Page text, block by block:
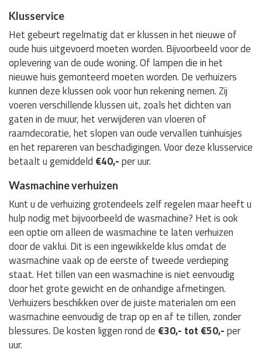
Klusservice
Het gebeurt regelmatig dat er klussen in het nieuwe of
oude huis uitgevoerd moeten worden. Bijvoorbeeld voor de
oplevering van de oude woning. Of lampen die in het
nieuwe huis gemonteerd moeten worden. De verhuizers
kunnen deze klussen ook voor hun rekening nemen. Zij
voeren verschillende klussen uit, zoals het dichten van
gaten in de muur, het verwijderen van vloeren of
raamdecoratie, het slopen van oude vervallen tuinhuisjes
en het repareren van beschadigingen. Voor deze klusservice
betaalt u gemiddeld €40,-per uur.
Wasmachine verhuizen
Kunt u de verhuizing grotendeels zelf regelen maar heeft u
hulp nodig met bijvoorbeeld de wasmachine? Het is ook
een optie om alleen de wasmachine te laten verhuizen
door de vaklui. Dit is een ingewikkelde klus omdat de
wasmachine vaak op de eerste of tweede verdieping
staat. Het tillen van een wasmachine is niet eenvoudig
door het grote gewicht en de onhandige afmetingen.
Verhuizers beschikken over de juiste materialen om een
wasmachine eenvoudig de trap op en af te tillen, zonder
blessures. De kosten liggen rond de €30,- tot €50,-per
uur.